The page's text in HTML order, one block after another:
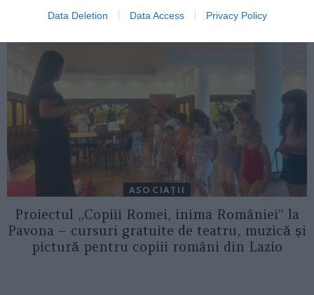
Data Deletion Data Access Privacy Policy
ASOCIAŢII
Proiectul „Copiii Romei, inima României” la
Pavona – cursuri gratuite de teatru, muzică și
pictură pentru copiii români din Lazio